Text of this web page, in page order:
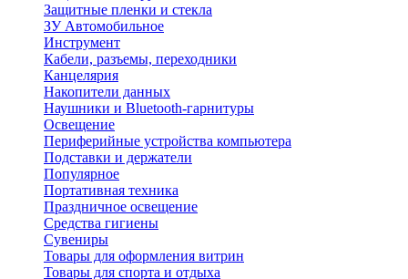
Защитные пленки и стекла
ЗУ Автомобильное
Инструмент
Кабели, разъемы, переходники
Канцелярия
Накопители данных
Наушники и Bluetooth-гарнитуры
Освещение
Периферийные устройства компьютера
Подставки и держатели
Популярное
Портативная техника
Праздничное освещение
Средства гигиены
Сувениры
Товары для оформления витрин
Товары для спорта и отдыха